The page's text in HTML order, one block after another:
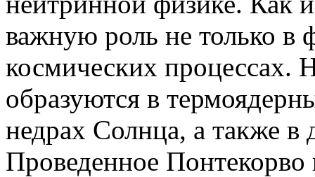
важную роль не только в
космических процессах.
образуются в
недрах Солнца, а также в
Проведенное Понтекорво